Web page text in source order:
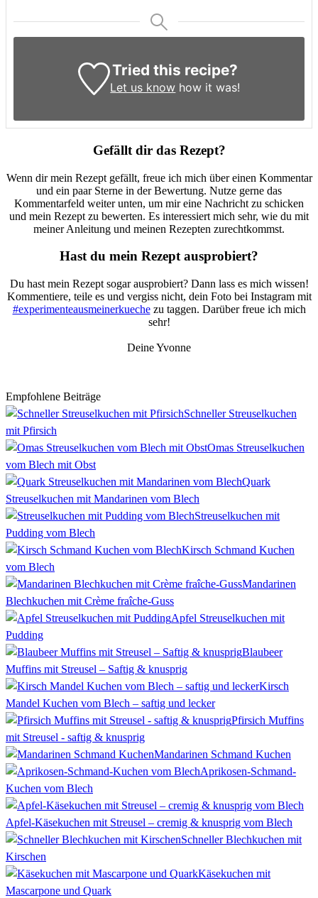
Tried this recipe?
Let us know how it was!
Gefällt dir das Rezept?
Wenn dir mein Rezept gefällt, freue ich mich über einen Kommentar
und ein paar Sterne in der Bewertung. Nutze gerne das
Kommentarfeld weiter unten, um mir eine Nachricht zu schicken
und mein Rezept zu bewerten. Es interessiert mich sehr, wie du mit
meiner Anleitung und meinen Rezepten zurechtkommst.
Hast du mein Rezept ausprobiert?
Du hast mein Rezept sogar ausprobiert? Dann lass es mich wissen!
Kommentiere, teile es und vergiss nicht, dein Foto bei Instagram mit
#experimenteausmeinerkuechezu taggen. Darüber freue ich mich
sehr!
Deine Yvonne
Empfohlene Beiträge
Schneller Streuselkuchen
mit Pfirsich
Omas Streuselkuchen
vom Blech mit Obst
Quark
Streuselkuchen mit Mandarinen vom Blech
Streuselkuchen mit
Pudding vom Blech
Kirsch Schmand Kuchen
vom Blech
Mandarinen
Blechkuchen mit Crème fraîche-Guss
Apfel Streuselkuchen mit
Pudding
Blaubeer
Muffins mit Streusel – Saftig & knusprig
Kirsch
Mandel Kuchen vom Blech – saftig und lecker
Pfirsich Muffins
mit Streusel - saftig & knusprig
Mandarinen Schmand Kuchen
Aprikosen-Schmand-
Kuchen vom Blech
Apfel-Käsekuchen mit Streusel – cremig & knusprig vom Blech
Schneller Blechkuchen mit
Kirschen
Käsekuchen mit
Mascarpone und Quark